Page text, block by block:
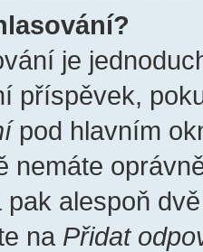
je
příspěvek,
pod hlavním
nemáte
pak alespoň
na Přidat